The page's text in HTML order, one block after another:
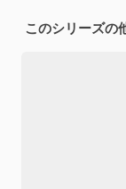
このシリーズの